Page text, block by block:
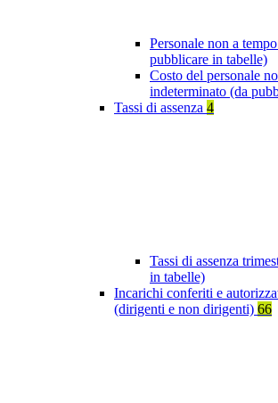
Personale non a
pubblicare in tabelle)
Costo del personale
indeterminato (da
Tassi di assenza 4
Tassi di assenza
in tabelle)
Incarichi conferiti e
(dirigenti e non dirigenti) 66